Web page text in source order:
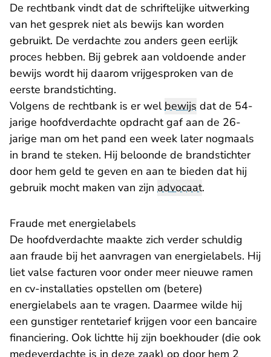
De rechtbank vindt dat de schriftelijke uitwerking
van het gesprek niet als bewijs kan worden
gebruikt. De verdachte zou anders geen eerlijk
proces hebben. Bij gebrek aan voldoende ander
bewijs wordt hij daarom vrijgesproken van de
eerste brandstichting.
Volgens de rechtbank is er welbewijs dat de 54-
jarige hoofdverdachte opdracht gaf aan de 26-
jarige man om het pand een week later nogmaals
in brand te steken. Hij beloonde de brandstichter
door hem geld te geven en aan te bieden dat hij
gebruik mocht maken van zijn advocaat.
Fraude met energielabels
De hoofdverdachte maakte zich verder schuldig
aan fraude bij het aanvragen van energielabels. Hij
liet valse facturen voor onder meer nieuwe ramen
en cv-installaties opstellen om (betere)
energielabels aan te vragen. Daarmee wilde hij
een gunstiger rentetarief krijgen voor een bancaire
financiering. Ook lichtte hij zijn boekhouder (die ook
medeverdachte is in deze zaak) op door hem 2